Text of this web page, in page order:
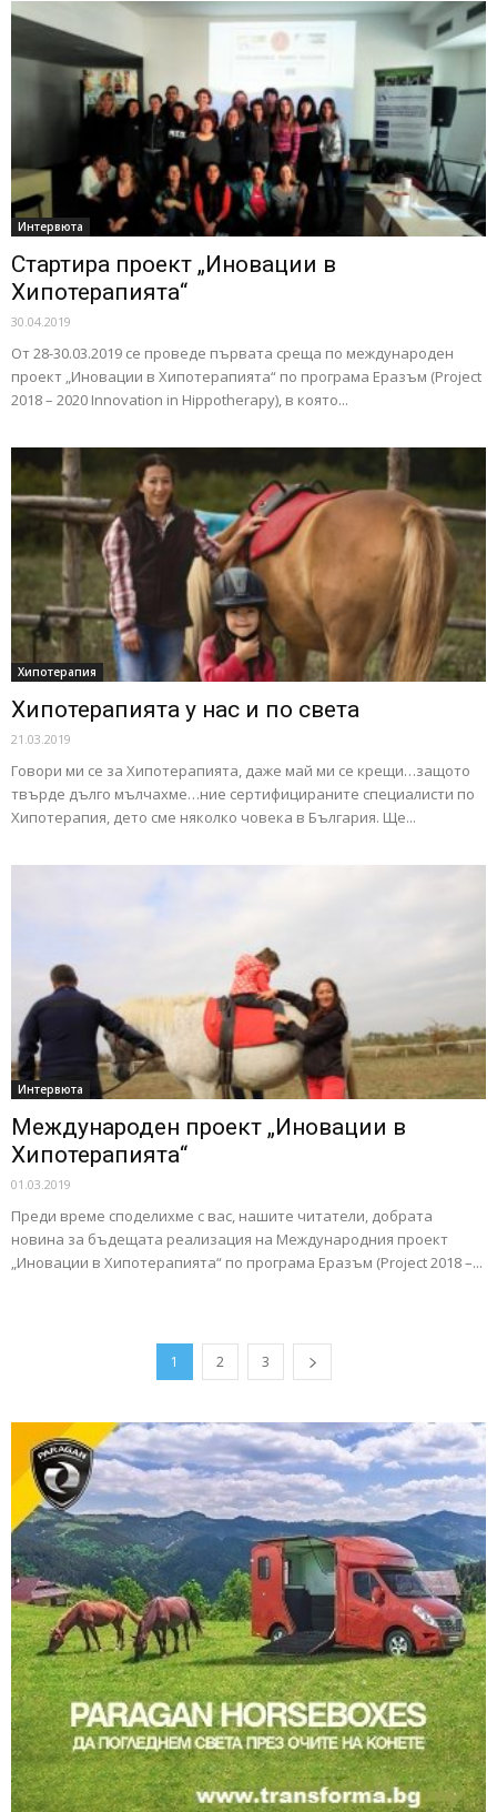
Интервюта
Стартира проект „Иновации в
Хипотерапията“
30.04.2019
От 28-30.03.2019 се проведе първата среща по международен
проект „Иновации в Хипотерапията“ по програма Еразъм (Project
2018 – 2020 Innovation in Hippotherapy), в която...
Хипотерапия
Хипотерапията у нас и по света
21.03.2019
Говори ми се за Хипотерапията, даже май ми се крещи…защото
твърде дълго мълчахме…ние сертифицираните специалисти по
Хипотерапия, дето сме няколко човека в България. Ще...
Интервюта
Международен проект „Иновации в
Хипотерапията“
01.03.2019
Преди време споделихме с вас, нашите читатели, добрата
новина за бъдещата реализация на Международния проект
„Иновации в Хипотерапията“ по програма Еразъм (Project 2018 –...
1 2 3